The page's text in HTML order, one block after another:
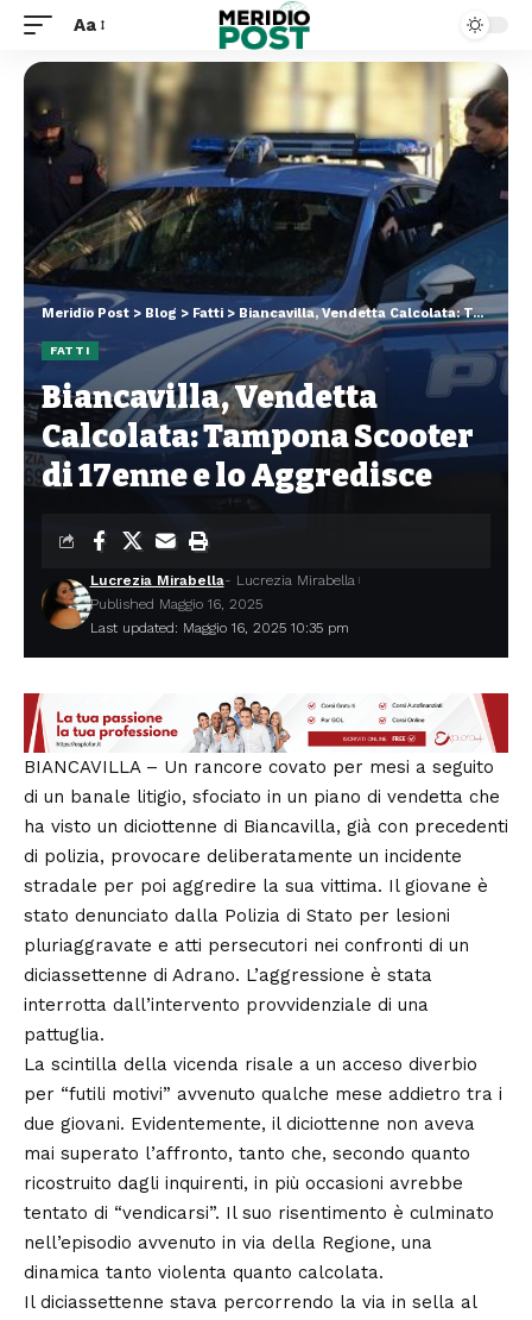
Aa
Meridio Post > Blog > Fatti > Biancavilla, Vendetta Calcolata: Tampona Scooter di 17enne e lo Aggredisce
FATTI
Biancavilla, Vendetta
Calcolata: Tampona Scooter
di 17enne e lo Aggredisce
Last updated: Maggio 16, 2025 10:35 pm
Lucrezia Mirabella- Lucrezia Mirabella
Published Maggio 16, 2025
BIANCAVILLA – Un rancore covato per mesi a seguito
di un banale litigio, sfociato in un piano di vendetta che
ha visto un diciottenne di Biancavilla, già con precedenti
di polizia, provocare deliberatamente un incidente
stradale per poi aggredire la sua vittima. Il giovane è
stato denunciato dalla Polizia di Stato per lesioni
pluriaggravate e atti persecutori nei confronti di un
diciassettenne di Adrano. L’aggressione è stata
interrotta dall’intervento provvidenziale di una
pattuglia.
La scintilla della vicenda risale a un acceso diverbio
per “futili motivi” avvenuto qualche mese addietro tra i
due giovani. Evidentemente, il diciottenne non aveva
mai superato l’affronto, tanto che, secondo quanto
ricostruito dagli inquirenti, in più occasioni avrebbe
tentato di “vendicarsi”. Il suo risentimento è culminato
nell’episodio avvenuto in via della Regione, una
dinamica tanto violenta quanto calcolata.
Il diciassettenne stava percorrendo la via in sella al